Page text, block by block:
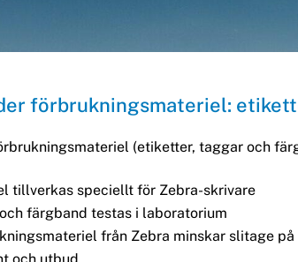
förbrukningsmateriel:
(etiketter, taggar och
tillverkas speciellt för Zebra-skrivare
färgband testas i laboratorium
från Zebra minskar slitage på